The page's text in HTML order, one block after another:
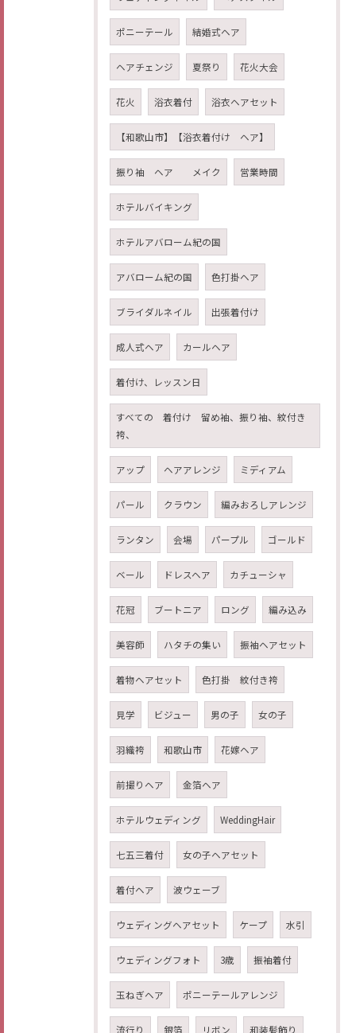
ポニーテール 結婚式ヘア
ヘアチェンジ 夏祭り 花火大会
花火 浴衣着付 浴衣ヘアセット
【和歌山市】【浴衣着付け ヘア】
振り袖 ヘア メイク 営業時間
ホテルバイキング
ホテルアバローム紀の国
アバローム紀の国 色打掛ヘア
ブライダルネイル 出張着付け
成人式ヘア カールヘア
着付け、レッスン日
すべての 着付け 留め袖、振り袖、紋付き
袴、
アップ ヘアアレンジ ミディアム
パール クラウン 編みおろしアレンジ
ランタン 会場 パープル ゴールド
ベール ドレスヘア カチューシャ
花冠 ブートニア ロング 編み込み
美容師 ハタチの集い 振袖ヘアセット
着物ヘアセット 色打掛 紋付き袴
見学 ビジュー 男の子 女の子
羽織袴 和歌山市 花嫁ヘア
前撮りヘア 金箔ヘア
ホテルウェディング WeddingHair
七五三着付 女の子ヘアセット
着付ヘア 波ウェーブ
ウェディングヘアセット ケープ 水引
ウェディングフォト 3歳 振袖着付
玉ねぎヘア ポニーテールアレンジ
流行り 銀箔 リボン 和装髪飾り